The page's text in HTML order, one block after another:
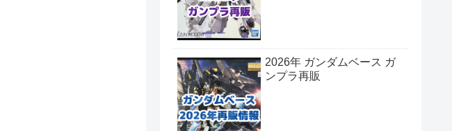
2026年 ガンダムベース ガ
ンプラ再販